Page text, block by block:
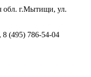
обл. г.Мытищи, ул.
8 (495) 786-54-04